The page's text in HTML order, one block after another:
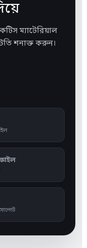
ম্যাটেরিয়াল
শনাক্ত করুন।